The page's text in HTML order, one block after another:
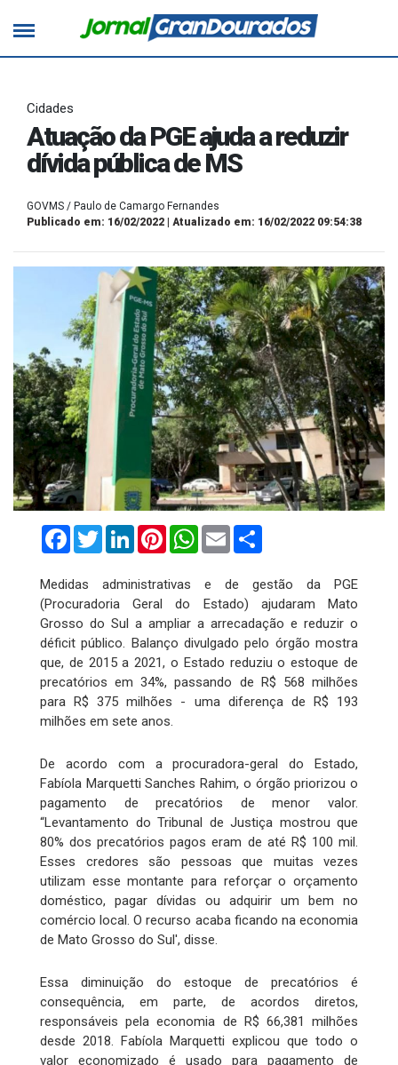
Cidades
Atuação da PGE ajuda a reduzir
dívida pública de MS
GOVMS / Paulo de Camargo Fernandes
Publicado em: 16/02/2022 | Atualizado em: 16/02/2022 09:54:38
FacebookTwitterLinkedInPinterestWhatsApp
Email
Medidas administrativas e de gestão da PGE
(Procuradoria Geral do Estado) ajudaram Mato
Grosso do Sul a ampliar a arrecadação e reduzir o
déficit público. Balanço divulgado pelo órgão mostra
que, de 2015 a 2021, o Estado reduziu o estoque de
precatórios em 34%, passando de R$ 568 milhões
para R$ 375 milhões - uma diferença de R$ 193
milhões em sete anos.
De acordo com a procuradora-geral do Estado,
Fabíola Marquetti Sanches Rahim, o órgão priorizou o
pagamento de precatórios de menor valor.
“Levantamento do Tribunal de Justiça mostrou que
80% dos precatórios pagos eram de até R$ 100 mil.
Esses credores são pessoas que muitas vezes
utilizam esse montante para reforçar o orçamento
doméstico, pagar dívidas ou adquirir um bem no
comércio local. O recurso acaba ficando na economia
de Mato Grosso do Sul', disse.
Essa diminuição do estoque de precatórios é
consequência, em parte, de acordos diretos,
responsáveis pela economia de R$ 66,381 milhões
desde 2018. Fabíola Marquetti explicou que todo o
valor economizado é usado para pagamento de